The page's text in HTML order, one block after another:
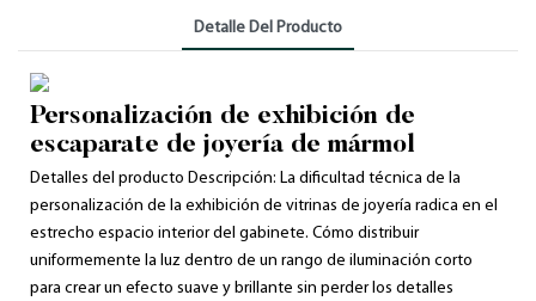
Detalle Del Producto
Personalización de exhibición de
escaparate de joyería de mármol
Detalles del producto Descripción: La dificultad técnica de la
personalización de la exhibición de vitrinas de joyería radica en el
estrecho espacio interior del gabinete. Cómo distribuir
uniformemente la luz dentro de un rango de iluminación corto
para crear un efecto suave y brillante sin perder los detalles